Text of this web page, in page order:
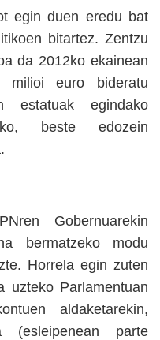
egin duen eredu bat
bitartez. Zentzu
da 2012ko ekainean
milioi euro bideratu
estatuak egindako
beste edozein
Gobernuarekin
bermatzeko modu
Horrela egin zuten
uzteko Parlamentuan
aldaketarekin,
(esleipenean parte